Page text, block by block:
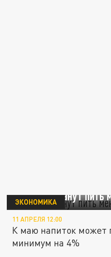
В России станут пить
ЭКОНОМИКА
11 АПРЕЛЯ 12:00
К маю напиток может
минимум на 4%